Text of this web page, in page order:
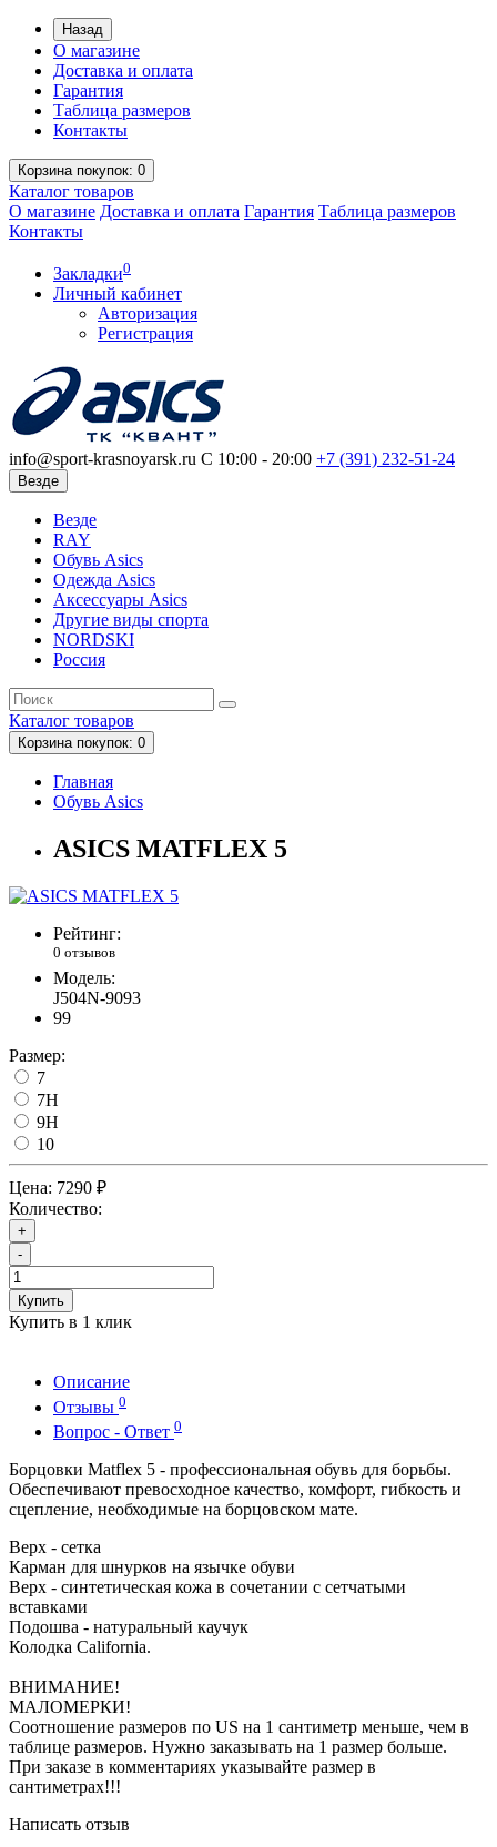
Назад
О магазине
Доставка и оплата
Гарантия
Таблица размеров
Контакты
Корзинапокупок: 0
Каталог товаров
О магазине Доставка и оплата Гарантия Таблица размеров
Контакты
Закладки0
Личный кабинет
Авторизация
Регистрация
info@sport-krasnoyarsk.ru С 10:00 - 20:00 +7 (391) 232-51-24
Везде
Везде
RAY
Обувь Asics
Одежда Asics
Аксессуары Asics
Другие виды спорта
NORDSKI
Россия
Каталог товаров
Корзинапокупок: 0
Главная
Обувь Asics
ASICS MATFLEX 5
Рейтинг:
0 отзывов
Модель:
J504N-9093
99
Размер:
7
7H
9H
10
Цена: 7290 ₽
Количество:
+
-
Купить
Купить в 1 клик
Описание
Отзывы 0
Вопрос - Ответ 0
Борцовки Matflex 5 - профессиональная обувь для борьбы.
Обеспечивают превосходное качество, комфорт, гибкость и
сцепление, необходимые на борцовском мате.
Верх - сетка
Карман для шнурков на язычке обуви
Верх - синтетическая кожа в сочетании с сетчатыми
вставками
Подошва - натуральный каучук
Колодка California.
ВНИМАНИЕ!
МАЛОМЕРКИ!
Соотношение размеров по US на 1 сантиметр меньше, чем в
таблице размеров. Нужно заказывать на 1 размер больше.
При заказе в комментариях указывайте размер в
сантиметрах!!!
Написать отзыв